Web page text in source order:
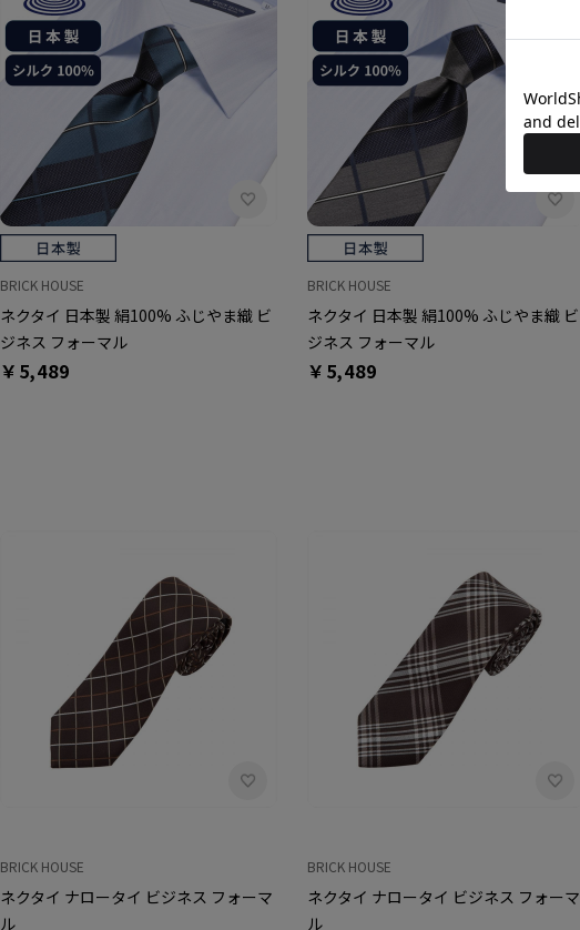
BRICK HOUSE
ネクタイ 日本製 絹100% ふじやま織 ビ
ジネス フォーマル
￥5,489
BRICK HOUSE
ネクタイ 日本製 絹100% ふじやま織 ビ
ジネス フォーマル
￥5,489
BRICK HOUSE
ネクタイ ナロータイ ビジネス フォーマ
ル
BRICK HOUSE
ネクタイ ナロータイ ビジネス フォーマ
ル